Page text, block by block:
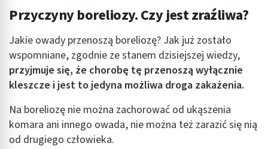
Przyczyny boreliozy. Czy jest zraźliwa?
Jakie owady przenoszą boreliozę? Jak już zostało
wspomniane, zgodnie ze stanem dzisiejszej wiedzy,
przyjmuje się, że chorobę tę przenoszą wyłącznie
kleszcze i jest to jedyna możliwa droga zakażenia.
Na boreliozę nie można zachorować od ukąszenia
komara ani innego owada, nie można też zarazić się nią
od drugiego człowieka.